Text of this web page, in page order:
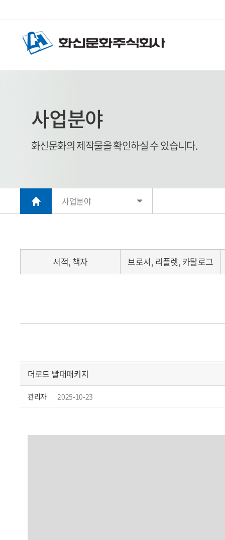
사업분야
화신문화의 제작물을 확인하실 수 있습니다.
사업분야
서적, 책자 브로셔, 리플렛, 카탈로그
더로드 빨대패키지
관리자 2025-10-23